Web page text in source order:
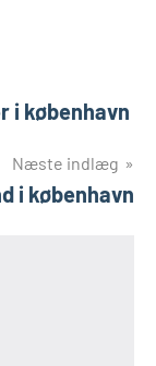
i københavn
Næste indlæg
i københavn